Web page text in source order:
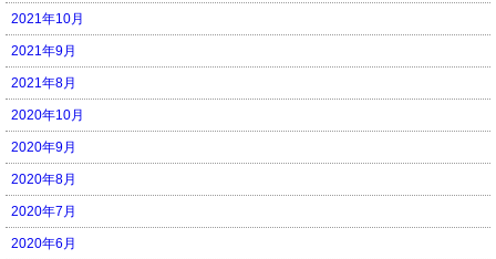
2021年10月
2021年9月
2021年8月
2020年10月
2020年9月
2020年8月
2020年7月
2020年6月